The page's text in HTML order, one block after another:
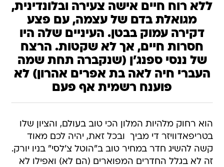
ללא רוח חיים אישה צעירה ובלונדינית,
מגואלת בדם של עצמה, עם פצע
דקירה עמוק בבטן. העיניים שלה היו
חסרות חיים, אך לא שקטות. הרצח
של ננסי ספנג'ן (שנקברה תחת שמה
העברי חיה לאה בת אפרים אהרון) לא
פוענח רשמית אף פעם
הוא רחוק מלהיות המלון הכי טוב בעולם, והציון שלו
בטריפאדוויזר די מביך  ובכל זאת, יהיה לכם מאוד
קשה להשיג חדר במחיר טוב ב"הוטל צ'לסי" בניו יורק.
זה לא בגלל החדרים המפוארים (הם לא) ואפילו לא